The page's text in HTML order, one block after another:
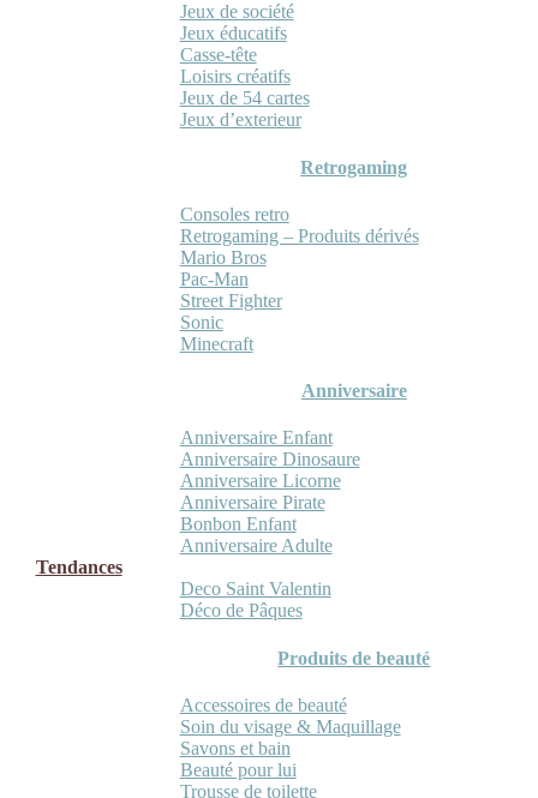
Jeux de société
Jeux éducatifs
Casse-tête
Loisirs créatifs
Jeux de 54 cartes
Jeux d’exterieur
Retrogaming
Consoles retro
Retrogaming – Produits dérivés
Mario Bros
Pac-Man
Street Fighter
Sonic
Minecraft
Anniversaire
Anniversaire Enfant
Anniversaire Dinosaure
Anniversaire Licorne
Anniversaire Pirate
Bonbon Enfant
Anniversaire Adulte
Tendances
Deco Saint Valentin
Déco de Pâques
Produits de beauté
Accessoires de beauté
Soin du visage & Maquillage
Savons et bain
Beauté pour lui
Trousse de toilette